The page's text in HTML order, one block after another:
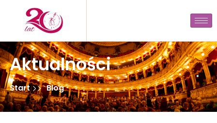
Aktualności
Start Blog